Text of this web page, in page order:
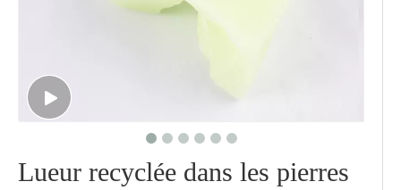
Lueur recyclée dans les pierres